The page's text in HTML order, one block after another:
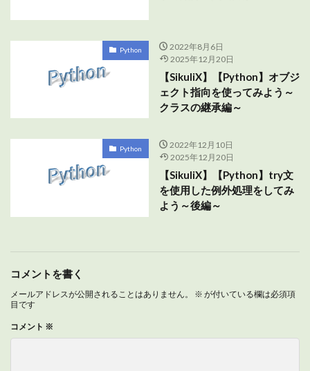
Python
2022年8月6日
2025年12月20日
【SikuliX】【Python】オブジ
ェクト指向を使ってみよう～
クラスの継承編～
Python
2022年12月10日
2025年12月20日
【SikuliX】【Python】try文
を使用した例外処理をしてみ
よう～後編～
コメントを書く
メールアドレスが公開されることはありません。 ※ が付いている欄は必須項
目です
コメント ※